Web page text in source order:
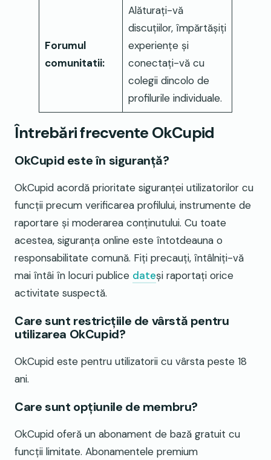
Forumul
comunitatii:
Alăturați-vă
discuțiilor, împărtășiți
experiențe și
conectați-vă cu
colegii dincolo de
profilurile individuale.
Întrebări frecvente OkCupid
OkCupid este în siguranță?
OkCupid acordă prioritate siguranței utilizatorilor cu
funcții precum verificarea profilului, instrumente de
raportare și moderarea conținutului. Cu toate
acestea, siguranța online este întotdeauna o
responsabilitate comună. Fiți precauți, întâlniți-vă
mai întâi în locuri publice dateși raportați orice
activitate suspectă.
Care sunt restricțiile de vârstă pentru
utilizarea OkCupid?
OkCupid este pentru utilizatorii cu vârsta peste 18
ani.
Care sunt opțiunile de membru?
OkCupid oferă un abonament de bază gratuit cu
funcții limitate. Abonamentele premium